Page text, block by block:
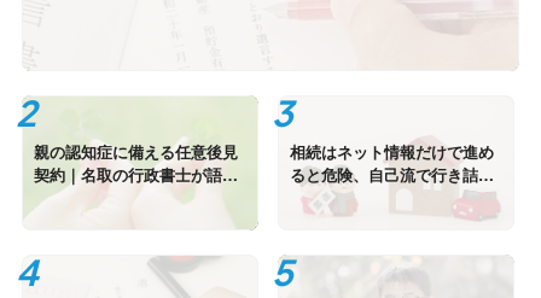
親の認知症に備える任意後見
契約｜名取の行政書士が語
る、備えの価値
相続はネット情報だけで進め
ると危険、自己流で行き詰ま
る前に知るべきこと